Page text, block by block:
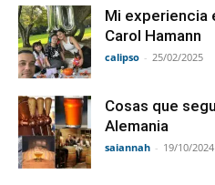
Mi experiencia
Carol Hamann
calipso - 25/02/2025
Cosas que
Alemania
saiannah - 19/10/2024